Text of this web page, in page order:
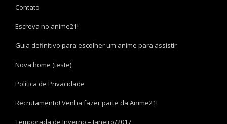
Contato
Escreva no anime21!
Guia definitivo para escolher um anime para assistir
Nova home (teste)
Política de Privacidade
Recrutamento! Venha fazer parte da Anime21!
Temporada de Inverno – Janeiro/2017